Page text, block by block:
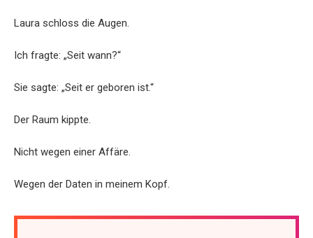
Laura schloss die Augen.
Ich fragte: „Seit wann?“
Sie sagte: „Seit er geboren ist.“
Der Raum kippte.
Nicht wegen einer Affäre.
Wegen der Daten in meinem Kopf.